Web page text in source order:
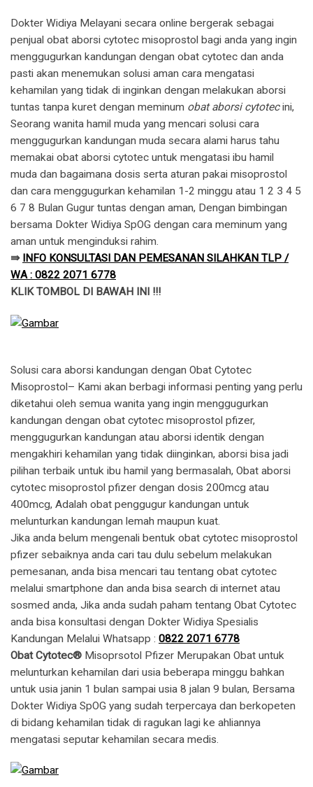
Dokter Widiya Melayani secara online bergerak sebagai
penjual obat aborsi cytotec misoprostol bagi anda yang ingin
menggugurkan kandungan dengan obat cytotec dan anda
pasti akan menemukan solusi aman cara mengatasi
kehamilan yang tidak di inginkan dengan melakukan aborsi
tuntas tanpa kuret dengan meminum obat aborsi cytotecini,
Seorang wanita hamil muda yang mencari solusi cara
menggugurkan kandungan muda secara alami harus tahu
memakai obat aborsi cytotec untuk mengatasi ibu hamil
muda dan bagaimana dosis serta aturan pakai misoprostol
dan cara menggugurkan kehamilan 1-2 minggu atau 1 2 3 4 5
6 7 8 Bulan Gugur tuntas dengan aman, Dengan bimbingan
bersama Dokter Widiya SpOG dengan cara meminum yang
aman untuk menginduksi rahim.
⇛ INFO KONSULTASI DAN PEMESANAN SILAHKAN TLP /
WA : 0822 2071 6778
KLIK TOMBOL DI BAWAH INI !!!
Solusi cara aborsi kandungan dengan Obat Cytotec
Misoprostol– Kami akan berbagi informasi penting yang perlu
diketahui oleh semua wanita yang ingin menggugurkan
kandungan dengan obat cytotec misoprostol pfizer,
menggugurkan kandungan atau aborsi identik dengan
mengakhiri kehamilan yang tidak diinginkan, aborsi bisa jadi
pilihan terbaik untuk ibu hamil yang bermasalah, Obat aborsi
cytotec misoprostol pfizer dengan dosis 200mcg atau
400mcg, Adalah obat penggugur kandungan untuk
melunturkan kandungan lemah maupun kuat.
​Jika anda belum mengenali bentuk obat cytotec misoprostol
pfizer sebaiknya anda cari tau dulu sebelum melakukan
pemesanan, anda bisa mencari tau tentang obat cytotec
melalui smartphone dan anda bisa search di internet atau
sosmed anda, Jika anda sudah paham tentang Obat Cytotec
anda bisa konsultasi dengan Dokter Widiya Spesialis
Kandungan Melalui Whatsapp : 0822 2071 6778
Obat Cytotec® Misoprsotol Pfizer Merupakan Obat untuk
melunturkan kehamilan dari usia beberapa minggu bahkan
untuk usia janin 1 bulan sampai usia 8 jalan 9 bulan, Bersama
Dokter Widiya SpOG yang sudah terpercaya dan berkopeten
di bidang kehamilan tidak di ragukan lagi ke ahliannya
mengatasi seputar kehamilan secara medis.